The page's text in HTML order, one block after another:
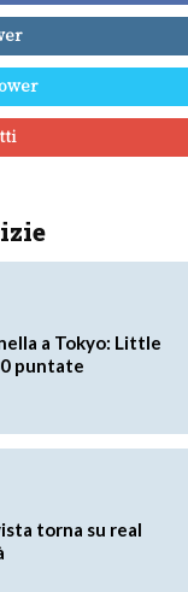
a Tokyo: Little
puntate
torna su real